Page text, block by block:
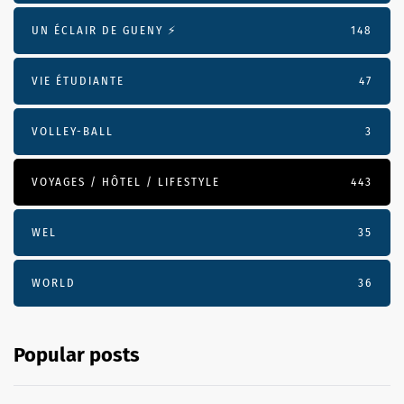
UN ÉCLAIR DE GUENY ⚡️ 148
VIE ÉTUDIANTE 47
VOLLEY-BALL 3
VOYAGES / HÔTEL / LIFESTYLE 443
WEL 35
WORLD 36
Popular posts